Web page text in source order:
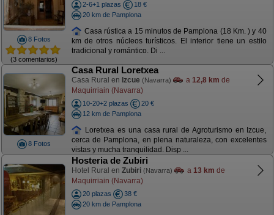
8 Fotos
(3 comentarios)
2-6+1 plazas
18 €
20 km de Pamplona
Casa rústica a 15 minutos de Pamplona (18 Km. ) y 40
km de otros núcleos turísticos. El interior tiene un estilo
tradicional y romántico. Di ...
8 Fotos
Casa Rural Loretxea
Casa Rural en Izcue (Navarra) a 12,8 km de
Maquirriain (Navarra)
10-20+2 plazas
20 €
12 km de Pamplona
Loretxea es una casa rural de Agroturismo en Izcue,
cerca de Pamplona, en plena naturaleza, con excelentes
vistas y mucha tranquilidad. Disp ...
Hosteria de Zubiri
Hotel Rural en Zubiri (Navarra) a 13 km de
Maquirriain (Navarra)
20 plazas
38 €
20 km de Pamplona